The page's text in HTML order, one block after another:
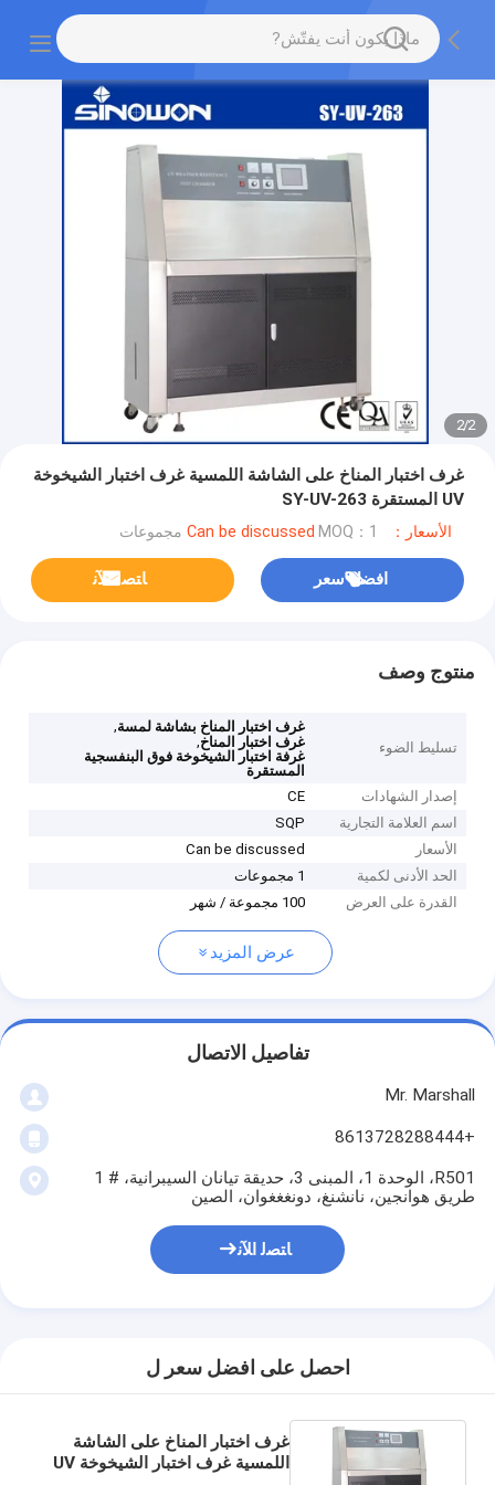
2
/
2
غرف اختبار المناخ على الشاشة اللمسية غرف اختبار الشيخوخة
UV المستقرة SY-UV-263
الأسعار：Can be discussed MOQ：1 مجموعات
افضل سعر ﺎﺘﺼﻟ ﺍﻶﻧ
منتوج وصف
تسليط الضوء
غرف اختبار المناخ بشاشة لمسة,
غرف اختبار المناخ,
غرفة اختبار الشيخوخة فوق البنفسجية
المستقرة
إصدار الشهادات
CE
اسم العلامة التجارية
SQP
الأسعار
Can be discussed
الحد الأدنى لكمية
1 مجموعات
القدرة على العرض
100 مجموعة / شهر
عرض المزيد
تفاصيل الاتصال
Mr. Marshall
+8613728288444
R501، الوحدة 1، المبنى 3، حديقة تيانان السيبرانية، # 1
طريق هوانجين، نانشنغ، دونغغغوان، الصين
ﺎﺘﺼﻟ ﺍﻶﻧ
احصل على افضل سعر ل
غرف اختبار المناخ على الشاشة
اللمسية غرف اختبار الشيخوخة UV